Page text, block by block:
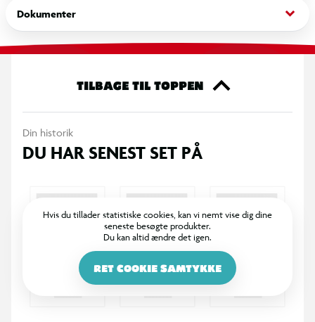
både indendørs og udendørs. Anhængeren kan fyldes med
legeoplevelser.
Specifikationer:
Motorhjelm kan åbnes
Pedaler med beskyttet kædetræk
Inkl. anhænger
Mål: 134 x 47 x 52 cm
Model: 012305
Dokumenter keyboard_arrow_down
TILBAGE TIL TOPPEN
Din historik
DU HAR SENEST SET PÅ
Hvis du tillader statistiske cookies, kan vi nemt vise dig dine
seneste besøgte produkter.
Du kan altid ændre det igen.
RET COOKIE SAMTYKKE